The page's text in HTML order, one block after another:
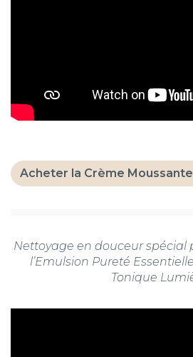
Acheter la Crème
Nettoyage en douceur spécial
l’Emulsion Pureté
Tonique